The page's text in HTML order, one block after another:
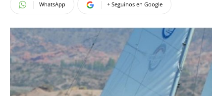
WhatsApp + Seguinos en Google